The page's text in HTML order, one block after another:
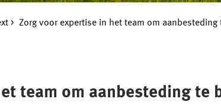
Zorg voor expertise in het team om aanbesteding
team om aanbesteding te